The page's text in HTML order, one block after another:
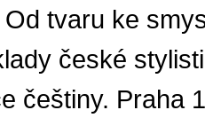
tvaru ke
české
češtiny. Praha